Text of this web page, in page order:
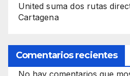
United suma dos rutas
Cartagena
Comentarios recientes